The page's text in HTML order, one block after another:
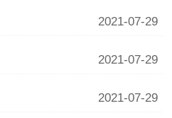
2021-07-29
2021-07-29
2021-07-29